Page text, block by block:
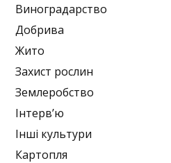
Виноградарство
Добрива
Жито
Захист рослин
Землеробство
Інтерв’ю
Інші культури
Картопля